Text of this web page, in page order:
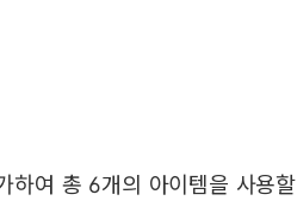
하여 총 6개의 아이템을 사용할